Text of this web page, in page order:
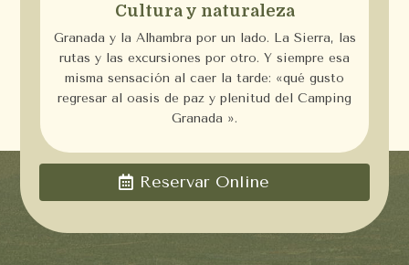
Cultura y naturaleza
Granada y la Alhambra por un lado. La Sierra, las
rutas y las excursiones por otro. Y siempre esa
misma sensación al caer la tarde: «qué gusto
regresar al oasis de paz y plenitud del Camping
Granada ».
Reservar Online